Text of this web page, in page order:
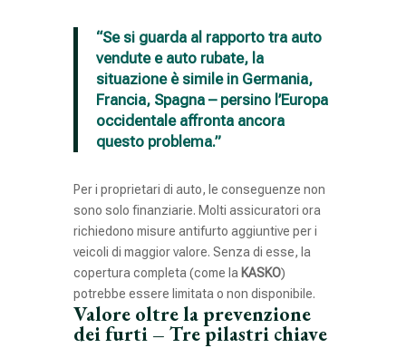
“Se si guarda al rapporto tra auto
vendute e auto rubate, la
situazione è simile in Germania,
Francia, Spagna – persino l’Europa
occidentale affronta ancora
questo problema.”
Per i proprietari di auto, le conseguenze non
sono solo finanziarie. Molti assicuratori ora
richiedono misure antifurto aggiuntive per i
veicoli di maggior valore. Senza di esse, la
copertura completa (come la KASKO)
potrebbe essere limitata o non disponibile.
Valore oltre la prevenzione
dei furti – Tre pilastri chiave